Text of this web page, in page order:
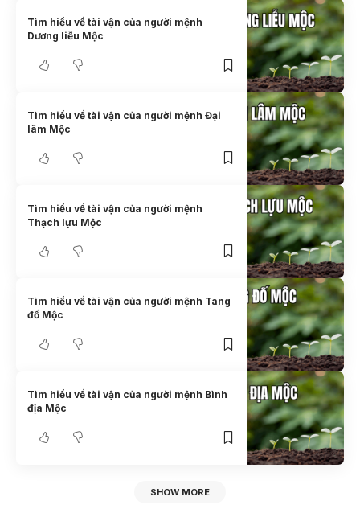
Tìm hiểu về tài vận của người mệnh
Dương liễu Mộc
Tìm hiểu về tài vận của người mệnh Đại
lâm Mộc
Tìm hiểu về tài vận của người mệnh
Thạch lựu Mộc
Tìm hiểu về tài vận của người mệnh Tang
đố Mộc
Tìm hiểu về tài vận của người mệnh Bình
địa Mộc
SHOW MORE